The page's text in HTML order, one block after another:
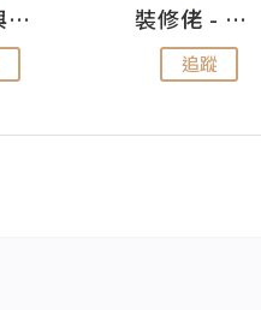
儍媽媽與兩隻小魔怪之家 裝修佬 - 香港一站式網上裝修平台
追蹤